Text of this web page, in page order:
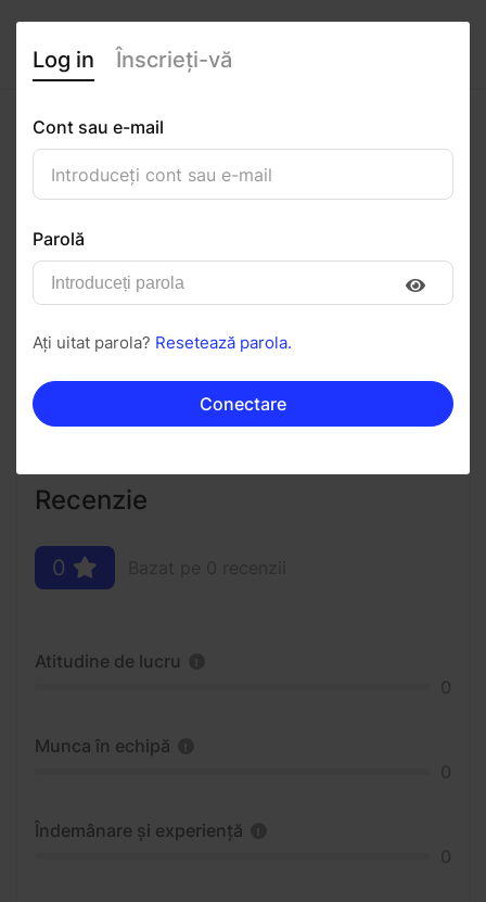
Maria Dragnea
Urmăriți Salvați în PDF
Invitați Mesaj
Recenzie
0
Atitudine de lucru
Munca în echipă
Îndemânare și experiență
Log in Înscrieți-vă
Cont sau e-mail
Parolă
Ați uitat parola? Resetează parola.
Conectare